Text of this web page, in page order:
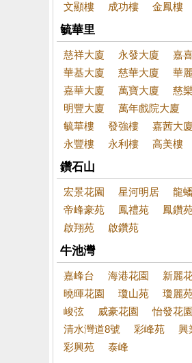
文顯樓
成功樓 金鳳樓
毓華里
慈祥大廈 永發大廈
嘉
華基大廈
慈華大廈
華
嘉華大廈
萬寶大廈
慈
明豐大廈
萬年戲院大廈
毓華樓
發強樓 嘉茜大
永豐樓
永利樓 高美樓
鑽石山
宏景花園 星河明居 龍
帝峰豪苑
鳳禮苑 鳳鑽
啟翔苑
啟鑽苑
牛池灣
嘉峰台 海港花園
新麗
曉暉花園
瓊山苑 瓊麗
峻弦
威豪花園 怡發花園
清水灣道8號
彩峰苑
興
彩興苑
泰峰